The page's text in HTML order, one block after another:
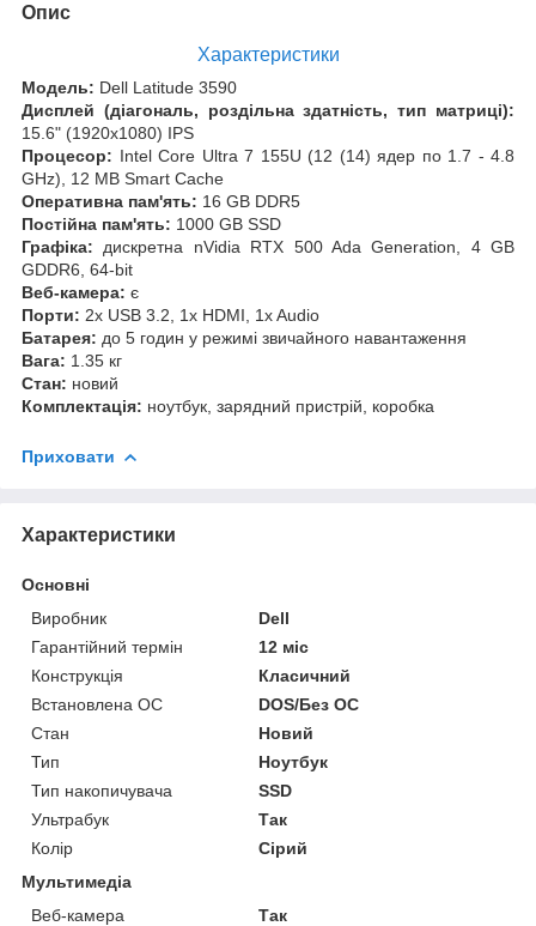
Опис
Характеристики
Модель: Dell Latitude 3590
Дисплей (діагональ, роздільна здатність, тип матриці):
15.6" (1920x1080) IPS
Процесор: Intel Core Ultra 7 155U (12 (14) ядер по 1.7 - 4.8
GHz), 12 MB Smart Cache
Оперативна пам'ять: 16 GB DDR5
Постійна пам'ять: 1000 GB SSD
Графіка: дискретна
nVidia RTX 500 Ada Generation, 4 GB
GDDR6, 64-bit
Веб-камера: є
Порти: 2x USB 3.2, 1x HDMI, 1x Audio
Батарея: до 5 годин у режимі звичайного навантаження
Вага: 1.35 кг
Стан: новий
Комплектація: ноутбук, зарядний пристрій, коробка
Приховати
Характеристики
Основні
Виробник
Dell
Гарантійний термін
12 міс
Конструкція
Класичний
Встановлена ОС
DOS/Без ОС
Стан
Новий
Тип
Ноутбук
Тип накопичувача
SSD
Ультрабук
Так
Колір
Сірий
Мультимедіа
Веб-камера
Так